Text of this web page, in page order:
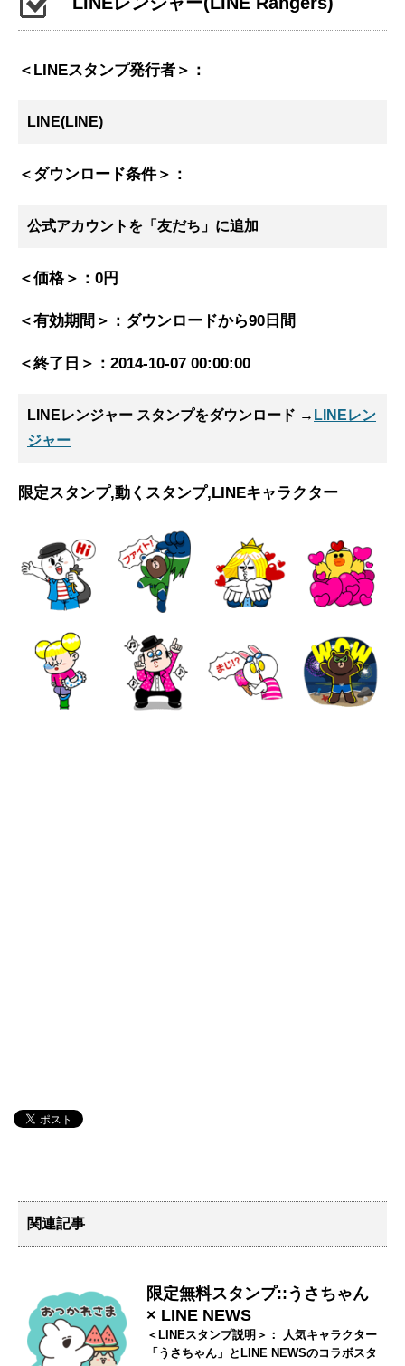
＜LINEスタンプ発行者＞：
LINE(LINE)
＜ダウンロード条件＞：
公式アカウントを「友だち」に追加
＜価格＞： 0円
＜有効期間＞： ダウンロードから90日間
＜終了日＞： 2014-10-07 00:00:00
LINEレンジャー スタンプをダウンロード → LINEレン
ジャー
限定スタンプ,動くスタンプ,LINEキャラクター
関連記事
限定無料スタンプ::うさちゃん
× LINE NEWS
＜LINEスタンプ説明＞： 人気キャラクター
「うさちゃん」とLINE NEWSのコラボスタ